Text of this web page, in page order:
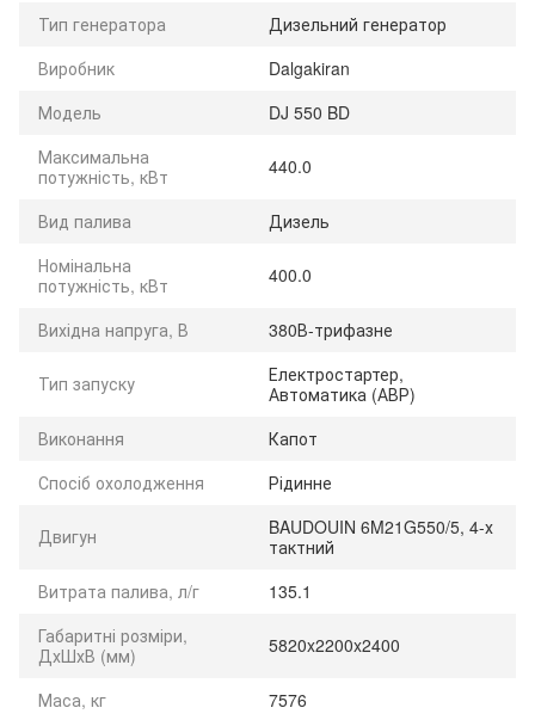
Тип генератора
Дизельний генератор
Виробник
Dalgakiran
Модель
DJ 550 BD
Максимальна
потужність, кВт
440.0
Вид палива
Дизель
Номінальна
потужність, кВт
400.0
Вихідна напруга, В 380В-трифазне
Тип запуску
Електростартер,
Автоматика (АВР)
Виконання
Капот
Спосіб охолодження
Рідинне
Двигун
BAUDOUIN 6M21G550/5, 4-х
тактний
Витрата палива, л/г
135.1
Габаритні розміри,
ДхШхВ (мм)
5820x2200x2400
Маса, кг
7576